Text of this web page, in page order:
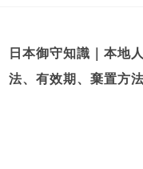
日本御守知識｜本地
法、有效期、棄置方